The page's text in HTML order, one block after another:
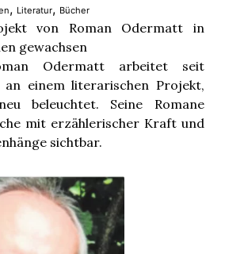
, Literatur, Bücher
von Roman Odermatt in
gewachsen
Odermatt arbeitet seit
an einem literarischen Projekt,
beleuchtet. Seine Romane
mit erzählerischer Kraft und
sichtbar.